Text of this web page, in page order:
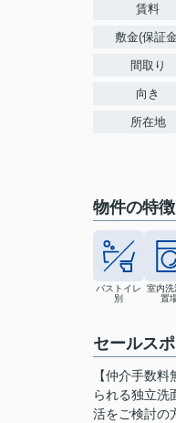
賃料
敷金(保証
間取り
向き
所在地
物件の特徴
バストイレ
別
室内洗
置
セールス
【仲介手数
られる独立洗
活をご検討の